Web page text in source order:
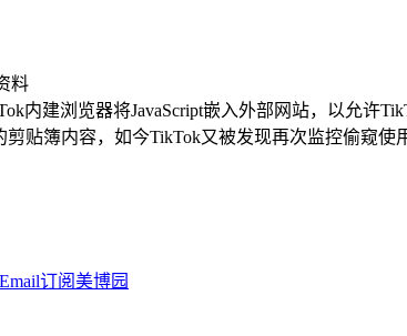
内建浏览器将JavaScript嵌入外部网站，以允许
贴簿内容，如今TikTok又被发现再次监控偷窥